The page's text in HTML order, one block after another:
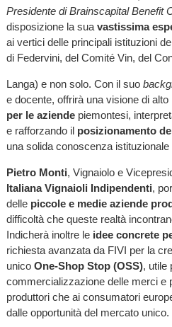
Presidente di Brainscapital Benefit
disposizione la sua vastissima
ai vertici delle principali istituzioni
di Federvini, del Comité Vin, del
Langa) e non solo. Con il suo
e docente, offrirà una visione di
per le aziendepiemontesi,
e rafforzando il posizionamento
una solida conoscenza istituzionale
Pietro Monti, Vignaiolo e
Italiana Vignaioli Indipendenti,
delle piccole e medie aziende
difficoltà che queste realtà
Indicherà inoltre le idee concrete
richiesta avanzata da FIVI per la
unico One-Shop Stop (OSS), utile
commercializzazione delle merci e
produttori che ai consumatori
dalle opportunità del mercato unico.